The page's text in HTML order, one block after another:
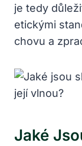
je tedy
etickými
chovu a
Jaké